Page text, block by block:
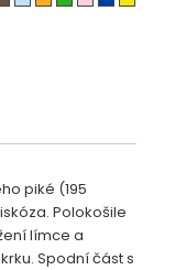
piké (195
Polokošile
límce a
Spodní část s